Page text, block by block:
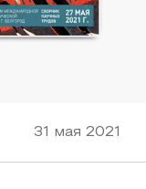
31 мая 2021